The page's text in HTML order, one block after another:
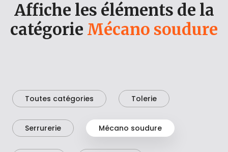
Affiche les éléments de la
catégorie Mécano soudure
Toutes catégories Tolerie
Serrurerie Mécano soudure